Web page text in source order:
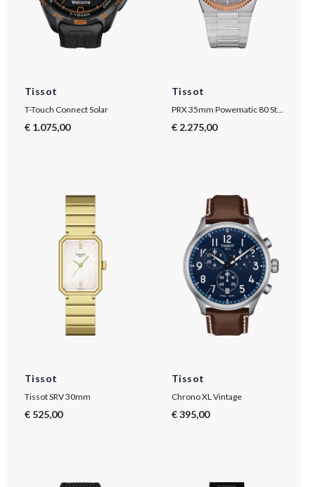
Tissot
T-Touch Connect Solar
€ 1.075,00
Tissot
€ 2.275,00
Tissot
Tissot SRV 30mm
€ 525,00
Tissot
Chrono XL Vintage
€ 395,00